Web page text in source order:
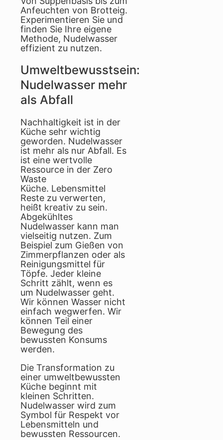
Anfeuchten von Brotteig.
Experimentieren Sie und
finden Sie Ihre eigene
Methode, Nudelwasser
effizient zu nutzen.
Umweltbewusstsein:
Nudelwasser mehr
als Abfall
Nachhaltigkeit ist in der
Küche sehr wichtig
geworden. Nudelwasser
ist mehr als nur Abfall. Es
ist eine wertvolle
Ressource in der Zero
Waste
Küche. Lebensmittel
Reste zu verwerten,
heißt kreativ zu sein.
Abgekühltes
Nudelwasser kann man
vielseitig nutzen. Zum
Beispiel zum Gießen von
Zimmerpflanzen oder als
Reinigungsmittel für
Töpfe. Jeder kleine
Schritt zählt, wenn es
um Nudelwasser geht.
Wir können Wasser nicht
einfach wegwerfen. Wir
können Teil einer
Bewegung des
bewussten Konsums
werden.
Die Transformation zu
einer umweltbewussten
Küche beginnt mit
kleinen Schritten.
Nudelwasser wird zum
Symbol für Respekt vor
Lebensmitteln und
bewussten Ressourcen.